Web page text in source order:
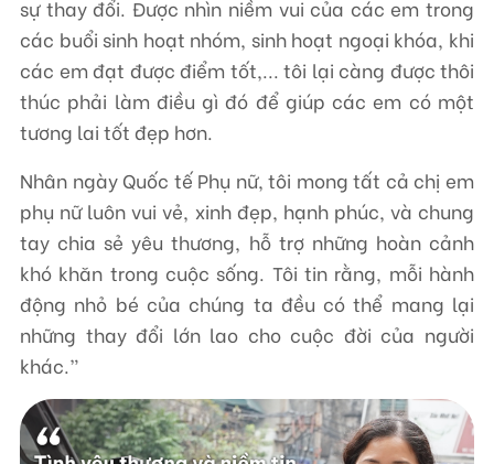
sự thay đổi. Được nhìn niềm vui của các em trong
các buổi sinh hoạt nhóm, sinh hoạt ngoại khóa, khi
các em đạt được điểm tốt,... tôi lại càng được thôi
thúc phải làm điều gì đó để giúp các em có một
tương lai tốt đẹp hơn.
Nhân ngày Quốc tế Phụ nữ, tôi mong tất cả chị em
phụ nữ luôn vui vẻ, xinh đẹp, hạnh phúc, và chung
tay chia sẻ yêu thương, hỗ trợ những hoàn cảnh
khó khăn trong cuộc sống. Tôi tin rằng, mỗi hành
động nhỏ bé của chúng ta đều có thể mang lại
những thay đổi lớn lao cho cuộc đời của người
khác.”